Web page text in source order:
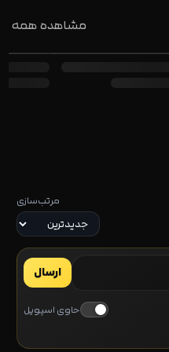
مشاهده همه
مرتب‌سازی
ارسال
حاوی اسپویل